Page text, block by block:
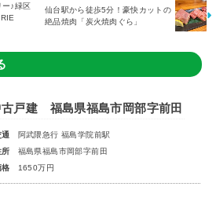
ー♪緑区
仙台駅から徒歩5分！豪快カットの
絶品焼肉「炭火焼肉ぐら」
古戸建 福島県福島市岡部字前田
通
阿武隈急行 福島学院前駅
所
福島県福島市岡部字前田
格
1650万円